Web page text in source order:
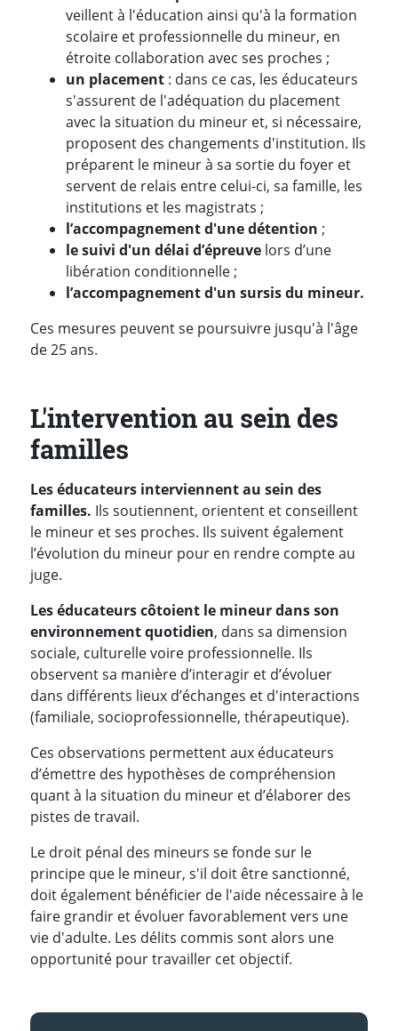
veillent à l'éducation ainsi qu'à la formation
scolaire et professionnelle du mineur, en
étroite collaboration avec ses proches ;
un placement : dans ce cas, les éducateurs
s'assurent de l'adéquation du placement
avec la situation du mineur et, si nécessaire,
proposent des changements d'institution. Ils
préparent le mineur à sa sortie du foyer et
servent de relais entre celui-ci, sa famille, les
institutions et les magistrats ;
l’accompagnement d'une détention ;
le suivi d'un délai d’épreuve lors d’une
libération conditionnelle ;
l’accompagnement d'un sursis du mineur.
Ces mesures peuvent se poursuivre jusqu'à l'âge
de 25 ans.
L'intervention au sein des
familles
Les éducateurs interviennent au sein des
familles. Ils soutiennent, orientent et conseillent
le mineur et ses proches. Ils suivent également
l’évolution du mineur pour en rendre compte au
juge.
Les éducateurs côtoient le mineur dans son
environnement quotidien, dans sa dimension
sociale, culturelle voire professionnelle. Ils
observent sa manière d’interagir et d’évoluer
dans différents lieux d’échanges et d'interactions
(familiale, socioprofessionnelle, thérapeutique).
Ces observations permettent aux éducateurs
d’émettre des hypothèses de compréhension
quant à la situation du mineur et d’élaborer des
pistes de travail.
Le droit pénal des mineurs se fonde sur le
principe que le mineur, s'il doit être sanctionné,
doit également bénéficier de l'aide nécessaire à le
faire grandir et évoluer favorablement vers une
vie d'adulte. Les délits commis sont alors une
opportunité pour travailler cet objectif.